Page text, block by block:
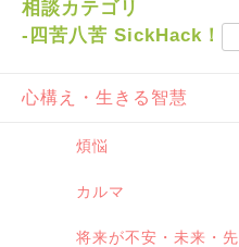
相談カテゴリ
-四苦八苦 SickHack！
心構え・生きる智慧
煩悩
カルマ
将来が不安・未来・先